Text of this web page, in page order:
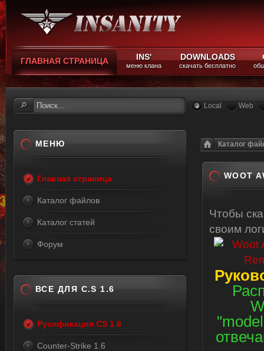
ГЛАВНАЯ СТРАНИЦА INS'
меню клана
DOWNLOADS
скачать бесплатно
Local Web
Каталог
WOOT
Чтобы
своим
МЕНЮ
Главная страница
Каталог файлов
Каталог статей
Форум
ВСЕ ДЛЯ C.S 1.6
Русификация CS 1.6
Counter-Strike 1.6